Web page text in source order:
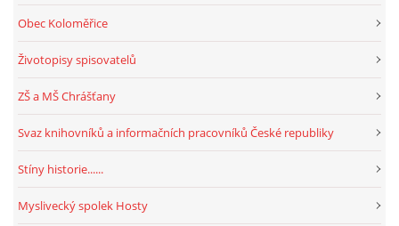
Obec Koloměřice
Životopisy spisovatelů
ZŠ a MŠ Chrášťany
Svaz knihovníků a informačních pracovníků České republiky
Stíny historie......
Myslivecký spolek Hosty